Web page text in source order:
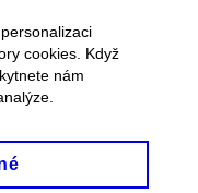
cookies. Když
nám